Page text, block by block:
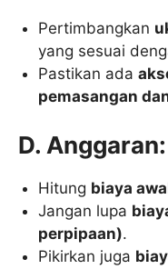
Pertimbangkan
yang sesuai
Pastikan ada
pemasangan
D. Anggaran:
Hitung biaya
Jangan lupa
perpipaan).
Pikirkan juga